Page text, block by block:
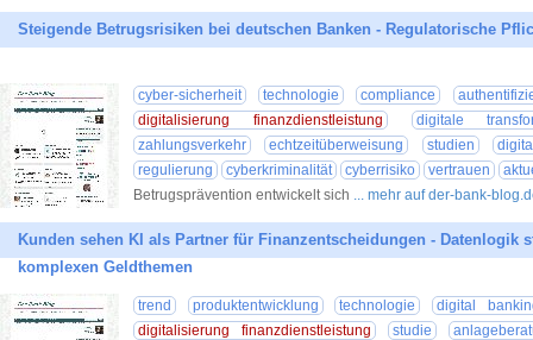
Steigende Betrugsrisiken bei deutschen Banken - Regulatorische
cyber-sicherheit technologie compliance
digitalisierung finanzdienstleistung
digitale
zahlungsverkehr
echtzeitüberweisung studien
regulierung
cyberkriminalität cyberrisiko vertrauen
Betrugsprävention entwickelt sich ... mehr auf der-bank-
Kunden sehen KI als Partner für Finanzentscheidungen - Datenlogik
komplexen Geldthemen
trend produktentwicklung technologie
digital
digitalisierung finanzdienstleistung
studie